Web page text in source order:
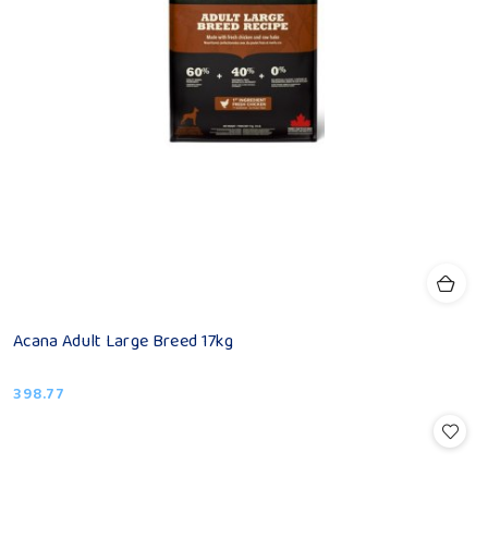
Acana Adult Large Breed 17kg
Cena:
398.77